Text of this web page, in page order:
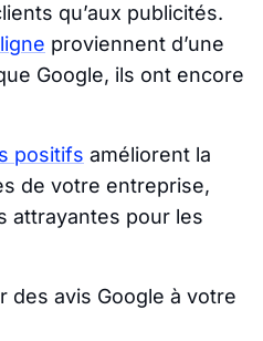
qu’aux publicités.
proviennent d’une
Google, ils ont encore
positifs améliorent la
de votre entreprise,
attrayantes pour les
des avis Google à votre